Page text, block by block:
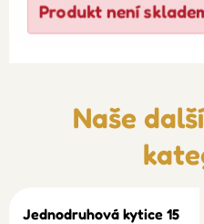
Produkt není
Naše
Jednodruhová kytice 15